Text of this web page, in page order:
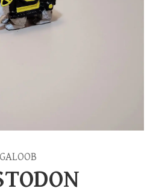
GALOOB